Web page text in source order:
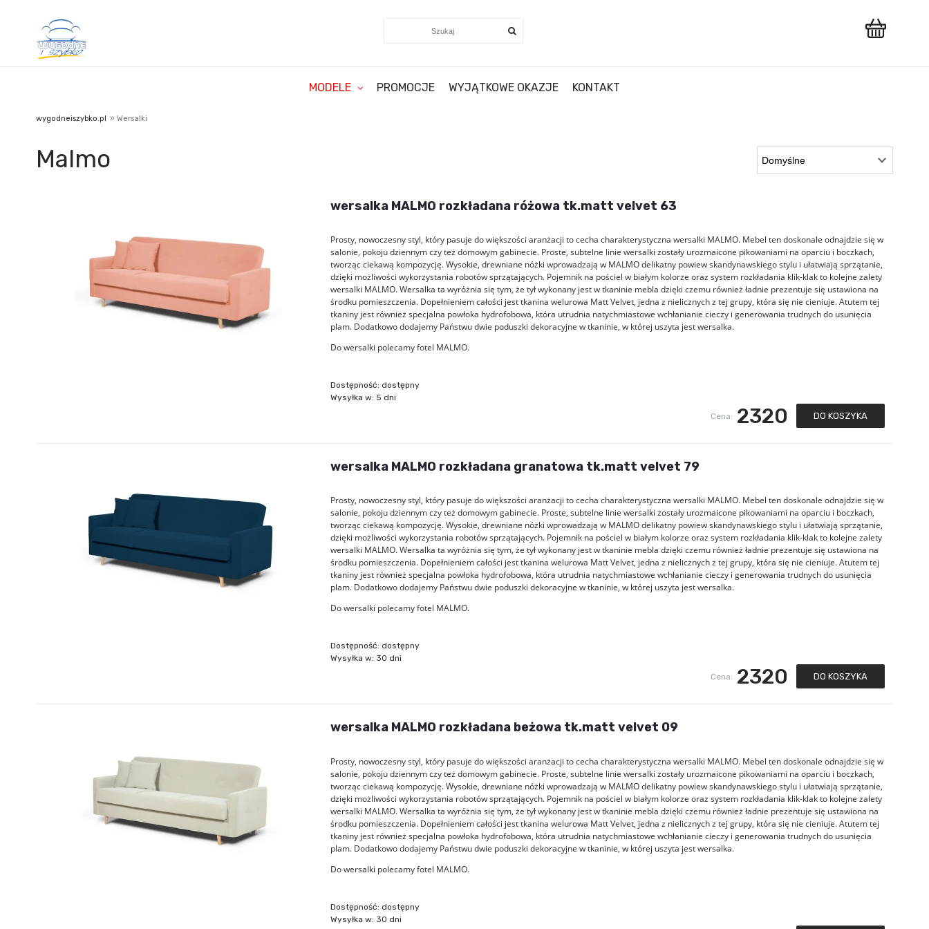
MODELE PROMOCJE WYJĄTKOWE OKAZJE KONTAKT
wygodneiszybko.pl » Wersalki
Malmo
wersalka MALMO rozkładana różowa tk.matt velvet 63
Prosty, nowoczesny styl, który pasuje do większości aranżacji to cecha charakterystyczna wersalki MALMO. Mebel ten doskonale odnajdzie się w
salonie, pokoju dziennym czy też domowym gabinecie. Proste, subtelne linie wersalki zostały urozmaicone pikowaniami na oparciu i boczkach,
tworząc ciekawą kompozycję. Wysokie, drewniane nóżki wprowadzają w MALMO delikatny powiew skandynawskiego stylu i ułatwiają sprzątanie,
dzięki możliwości wykorzystania robotów sprzątających. Pojemnik na pościel w białym kolorze oraz system rozkładania klik-klak to kolejne zalety
wersalki MALMO. Wersalka ta wyróżnia się tym, że tył wykonany jest w tkaninie mebla dzięki czemu również ładnie prezentuje się ustawiona na
środku pomieszczenia. Dopełnieniem całości jest tkanina welurowa Matt Velvet, jedna z nielicznych z tej grupy, która się nie cieniuje. Atutem tej
tkaniny jest również specjalna powłoka hydrofobowa, która utrudnia natychmiastowe wchłanianie cieczy i generowania trudnych do usunięcia
plam. Dodatkowo dodajemy Państwu dwie poduszki dekoracyjne w tkaninie, w której uszyta jest wersalka.
Do wersalki polecamy fotel MALMO.
Dostępność: dostępny
Wysyłka w: 5 dni
Cena: 2320 DO KOSZYKA
wersalka MALMO rozkładana granatowa tk.matt velvet 79
Prosty, nowoczesny styl, który pasuje do większości aranżacji to cecha charakterystyczna wersalki MALMO. Mebel ten doskonale odnajdzie się w
salonie, pokoju dziennym czy też domowym gabinecie. Proste, subtelne linie wersalki zostały urozmaicone pikowaniami na oparciu i boczkach,
tworząc ciekawą kompozycję. Wysokie, drewniane nóżki wprowadzają w MALMO delikatny powiew skandynawskiego stylu i ułatwiają sprzątanie,
dzięki możliwości wykorzystania robotów sprzątających. Pojemnik na pościel w białym kolorze oraz system rozkładania klik-klak to kolejne zalety
wersalki MALMO. Wersalka ta wyróżnia się tym, że tył wykonany jest w tkaninie mebla dzięki czemu również ładnie prezentuje się ustawiona na
środku pomieszczenia. Dopełnieniem całości jest tkanina welurowa Matt Velvet, jedna z nielicznych z tej grupy, która się nie cieniuje. Atutem tej
tkaniny jest również specjalna powłoka hydrofobowa, która utrudnia natychmiastowe wchłanianie cieczy i generowania trudnych do usunięcia
plam. Dodatkowo dodajemy Państwu dwie poduszki dekoracyjne w tkaninie, w której uszyta jest wersalka.
Do wersalki polecamy fotel MALMO.
Dostępność: dostępny
Wysyłka w: 30 dni
Cena: 2320 DO KOSZYKA
wersalka MALMO rozkładana beżowa tk.matt velvet 09
Prosty, nowoczesny styl, który pasuje do większości aranżacji to cecha charakterystyczna wersalki MALMO. Mebel ten doskonale odnajdzie się w
salonie, pokoju dziennym czy też domowym gabinecie. Proste, subtelne linie wersalki zostały urozmaicone pikowaniami na oparciu i boczkach,
tworząc ciekawą kompozycję. Wysokie, drewniane nóżki wprowadzają w MALMO delikatny powiew skandynawskiego stylu i ułatwiają sprzątanie,
dzięki możliwości wykorzystania robotów sprzątających. Pojemnik na pościel w białym kolorze oraz system rozkładania klik-klak to kolejne zalety
wersalki MALMO. Wersalka ta wyróżnia się tym, że tył wykonany jest w tkaninie mebla dzięki czemu również ładnie prezentuje się ustawiona na
środku pomieszczenia. Dopełnieniem całości jest tkanina welurowa Matt Velvet, jedna z nielicznych z tej grupy, która się nie cieniuje. Atutem tej
tkaniny jest również specjalna powłoka hydrofobowa, która utrudnia natychmiastowe wchłanianie cieczy i generowania trudnych do usunięcia
plam. Dodatkowo dodajemy Państwu dwie poduszki dekoracyjne w tkaninie, w której uszyta jest wersalka.
Do wersalki polecamy fotel MALMO.
Dostępność: dostępny
Wysyłka w: 30 dni